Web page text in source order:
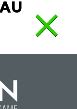
×